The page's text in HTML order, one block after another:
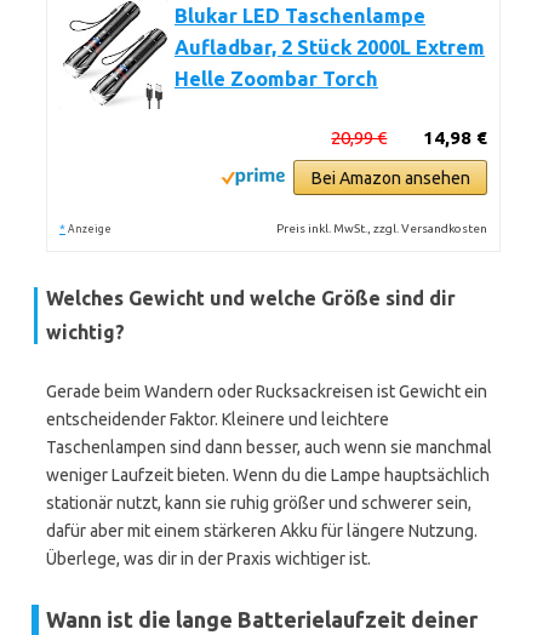
Blukar LED Taschenlampe
Aufladbar, 2 Stück 2000L Extrem
Helle Zoombar Torch
14,98 €
20,99 €
Bei Amazon ansehen
* Anzeige Preis inkl. MwSt., zzgl. Versandkosten
Welches Gewicht und welche Größe sind dir
wichtig?
Gerade beim Wandern oder Rucksackreisen ist Gewicht ein
entscheidender Faktor. Kleinere und leichtere
Taschenlampen sind dann besser, auch wenn sie manchmal
weniger Laufzeit bieten. Wenn du die Lampe hauptsächlich
stationär nutzt, kann sie ruhig größer und schwerer sein,
dafür aber mit einem stärkeren Akku für längere Nutzung.
Überlege, was dir in der Praxis wichtiger ist.
Wann ist die lange Batterielaufzeit deiner